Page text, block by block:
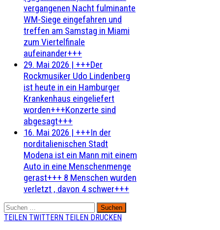
vergangenen Nacht fulminante
WM-Siege eingefahren und
treffen am Samstag in Miami
zum Viertelfinale
aufeinander+++
29. Mai 2026 | +++Der
Rockmusiker Udo Lindenberg
ist heute in ein Hamburger
Krankenhaus eingeliefert
worden+++Konzerte sind
abgesagt+++
16. Mai 2026 | +++In der
norditalienischen Stadt
Modena ist ein Mann mit einem
Auto in eine Menschenmenge
gerast+++ 8 Menschen wurden
verletzt , davon 4 schwer+++
Suchen
nach:
TEILEN TWITTERN TEILEN DRUCKEN